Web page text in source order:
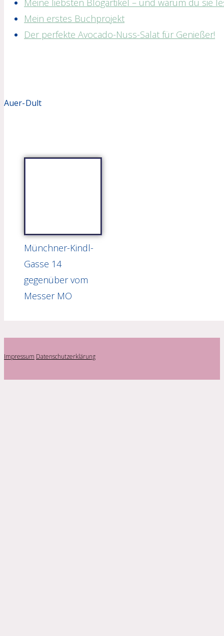
Meine liebsten Blogartikel – und warum du sie
Mein erstes Buchprojekt
Der perfekte Avocado-Nuss-Salat für Genießer!
Auer-Dult
Münchner-Kindl-
Gasse 14
gegenüber vom
Messer MO
Impressum Datenschutzerklärung